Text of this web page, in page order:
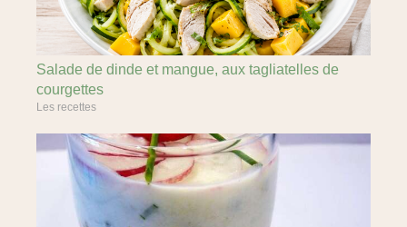
Salade de dinde et mangue, aux tagliatelles de
courgettes
Les recettes